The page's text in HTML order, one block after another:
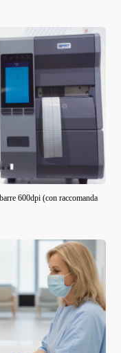
600dpi (con raccomanda